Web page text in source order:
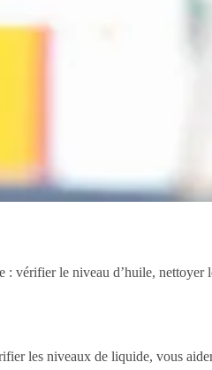
vérifier le niveau d’huile,
les niveaux de liquide, vous